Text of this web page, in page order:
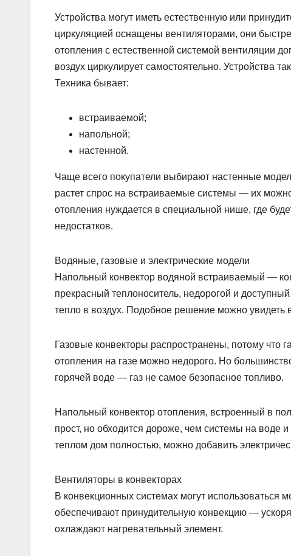
Устройства могут иметь естественную или
циркуляцией оснащены вентиляторами, они
отопления с естественной системой вентиляции
воздух циркулирует самостоятельно. Устройства
Техника бывает:
встраиваемой;
напольной;
настенной.
Чаще всего покупатели выбирают настенные
растет спрос на встраиваемые системы — их
отопления нуждается в специальной нише, где
недостатков.
Водяные, газовые и электрические модели
Напольный конвектор водяной встраиваемый —
прекрасный теплоноситель, недорогой и
тепло в воздух. Подобное решение можно увидеть
Газовые конвекторы распространены, потому что
отопления на газе можно недорого. Но
горячей воде — газ не самое безопасное топливо.
Напольный конвектор отопления, встроенный в
прост, но обходится дороже, чем системы на воде
теплом дом полностью, можно добавить
Вентиляторы в конвекторах
В конвекционных системах могут
обеспечивают принудительную конвекцию —
охлаждают нагревательный элемент.